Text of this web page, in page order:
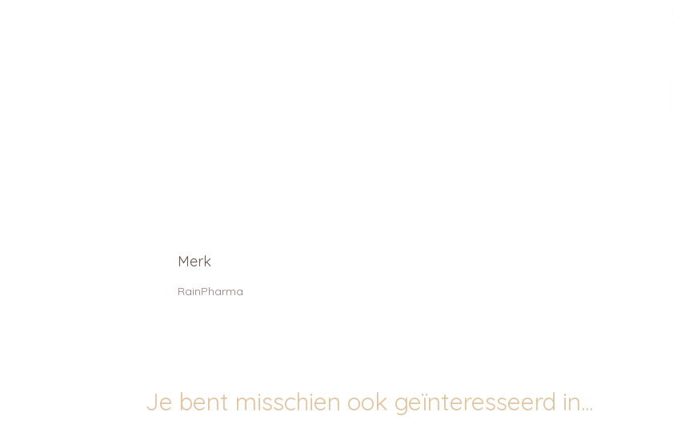
Merk
RainPharma
Je bent misschien ook geïnteresseerd in...